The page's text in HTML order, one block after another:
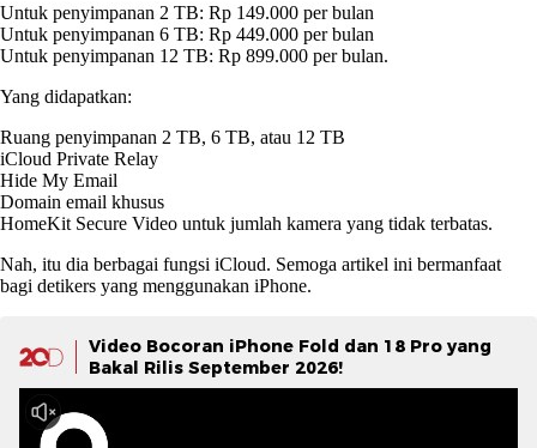
Untuk penyimpanan 2 TB: Rp 149.000 per bulan
Untuk penyimpanan 6 TB: Rp 449.000 per bulan
Untuk penyimpanan 12 TB: Rp 899.000 per bulan.
Yang didapatkan:
Ruang penyimpanan 2 TB, 6 TB, atau 12 TB
iCloud Private Relay
Hide My Email
Domain email khusus
HomeKit Secure Video untuk jumlah kamera yang tidak terbatas.
Nah, itu dia berbagai fungsi iCloud. Semoga artikel ini bermanfaat
bagi detikers yang menggunakan iPhone.
Video Bocoran iPhone Fold dan 18 Pro yang
Bakal Rilis September 2026!